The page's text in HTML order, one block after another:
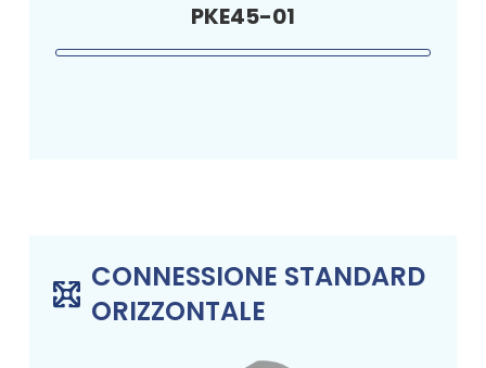
PKE45-01
CONNESSIONE STANDARD
ORIZZONTALE